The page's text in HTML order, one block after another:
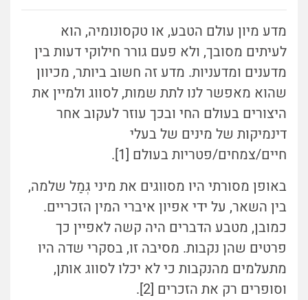
מדע מיון עולם הטבע, או טקסונומיה, הוא
לעיתים מסובך, ולא פעם גורר חילוקי דעות בין
מדענים ומדעניות. מדע זה חשוב ביותר, מכיוון
שהוא מאפשר לנו לתת שמות, לסווג ולמיין את
היצורים בעולם החי ובכך עוזר לעקוב אחר
דינמיקות של מינים של בעלי
חיים/צמחים/פטריות בעולם [1].
באופן מסורתי היו מסווגים את מיני גְּמַל שלמה,
בין השאר, על ידי אפיון איברי המין הזכריים.
כמובן, מטבע הדברים היה קשה לאפיין כך
פרטים שהן נקבות. מסיבה זו, בסקרי שדה היו
מתעלמים מהנקבות כי לא יכלו לסווג אותן,
וסופרים רק את הזכרים [2].